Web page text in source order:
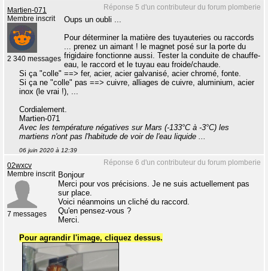
Réponse 5 d'un contributeur du forum plomberie
Martien-071
Membre inscrit
2 340 messages
Oups un oubli ...
Pour déterminer la matière des tuyauteries ou raccords
... prenez un aimant ! le magnet posé sur la porte du
frigidaire fonctionne aussi. Tester la conduite de chauffe-
eau, le raccord et le tuyau eau froide/chaude.
Si ça "colle" ==> fer, acier, acier galvanisé, acier chromé, fonte.
Si ça ne "colle" pas ==> cuivre, alliages de cuivre, aluminium, acier
inox (le vrai !), ...
Cordialement.
Martien-071
Avec les température négatives sur Mars (-133°C à -3°C) les
martiens n'ont pas l'habitude de voir de l'eau liquide ...
06 juin 2020 à 12:39
Réponse 6 d'un contributeur du forum plomberie
02wxcv
Membre inscrit
7 messages
Bonjour
Merci pour vos précisions. Je ne suis actuellement pas
sur place.
Voici néanmoins un cliché du raccord.
Qu'en pensez-vous ?
Merci.
Pour agrandir l'image, cliquez dessus.